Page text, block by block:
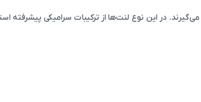
در این نوع لنت‌ها از ترکیبات سرامیکی پیشرفته